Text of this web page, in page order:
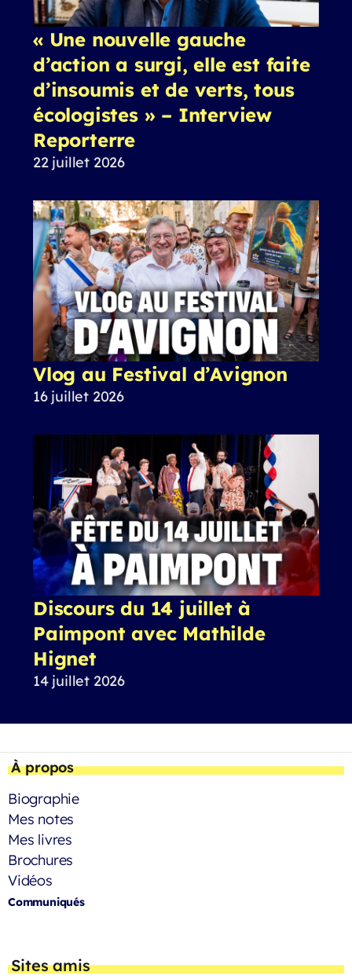
« Une nouvelle gauche
d’action a surgi, elle est faite
d’insoumis et de verts, tous
écologistes » – Interview
Reporterre
22 juillet 2026
Vlog au Festival d’Avignon
16 juillet 2026
Discours du 14 juillet à
Paimpont avec Mathilde
Hignet
14 juillet 2026
À propos
Biographie
Mes notes
Mes livres
Brochures
Vidéos
Communiqués
Sites amis